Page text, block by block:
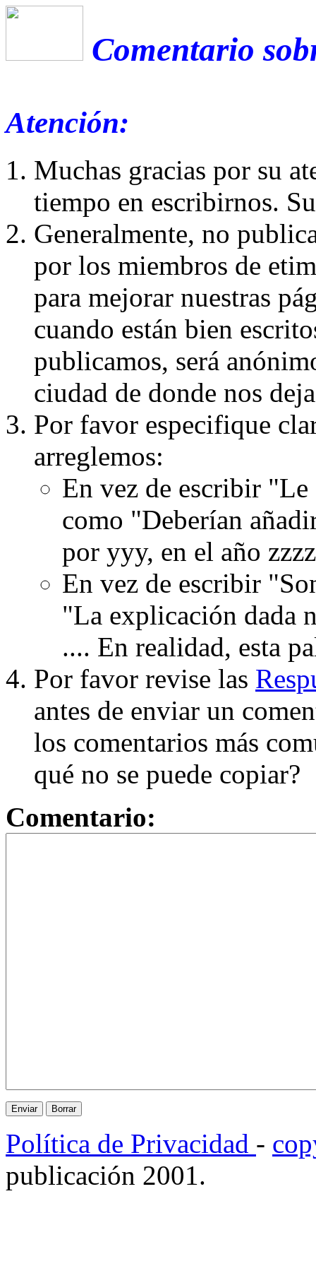
Comentario
Atención:
Muchas gracias por su
tiempo en escribirnos.
Generalmente, no
por los miembros de
para mejorar nuestras
cuando están bien
publicamos, será
ciudad de donde nos
Por favor especifique
arreglemos:
En vez de escribir
como "Deberían
por yyy, en el año
En vez de escribir
"La explicación dada
.... En realidad, esta
Por favor revise las
antes de enviar un
los comentarios más
qué no se puede copiar?
Comentario:
Política de Privacidad -
publicación 2001.